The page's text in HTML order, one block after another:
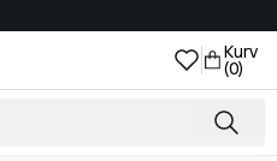
Kurv
(0)